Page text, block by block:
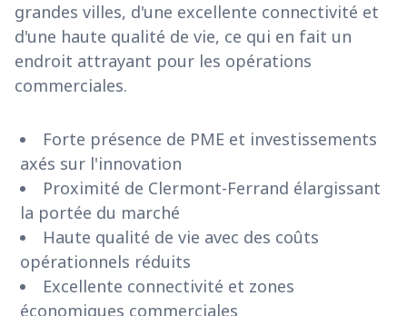
grandes villes, d'une excellente connectivité et
d'une haute qualité de vie, ce qui en fait un
endroit attrayant pour les opérations
commerciales.
Forte présence de PME et investissements
axés sur l'innovation
Proximité de Clermont-Ferrand élargissant
la portée du marché
Haute qualité de vie avec des coûts
opérationnels réduits
Excellente connectivité et zones
économiques commerciales